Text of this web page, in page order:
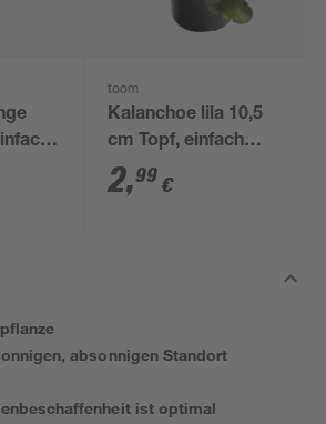
toom
Kalanchoe lila 10,5
cm Topf, einfach
blühend
2,99 €
absonnigen Standort
ist optimal